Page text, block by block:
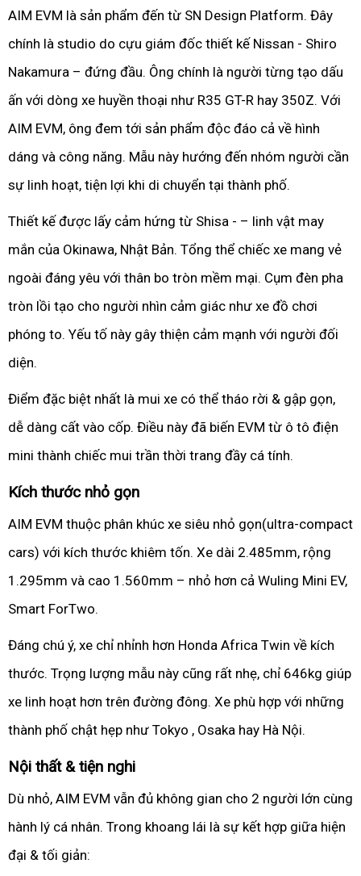
AIM EVM là sản phẩm đến từ SN Design Platform. Đây
chính là studio do cựu giám đốc thiết kế Nissan - Shiro
Nakamura – đứng đầu. Ông chính là người từng tạo dấu
ấn với dòng xe huyền thoại như R35 GT-R hay 350Z. Với
AIM EVM, ông đem tới sản phẩm độc đáo cả về hình
dáng và công năng. Mẫu này hướng đến nhóm người cần
sự linh hoạt, tiện lợi khi di chuyển tại thành phố.
Thiết kế được lấy cảm hứng từ Shisa - – linh vật may
mắn của Okinawa, Nhật Bản. Tổng thể chiếc xe mang vẻ
ngoài đáng yêu với thân bo tròn mềm mại. Cụm đèn pha
tròn lồi tạo cho người nhìn cảm giác như xe đồ chơi
phóng to. Yếu tố này gây thiện cảm mạnh với người đối
diện.
Điểm đặc biệt nhất là mui xe có thể tháo rời & gập gọn,
dễ dàng cất vào cốp. Điều này đã biến EVM từ ô tô điện
mini thành chiếc mui trần thời trang đầy cá tính.
Kích thước nhỏ gọn
AIM EVM thuộc phân khúc xe siêu nhỏ gọn(ultra-compact
cars) với kích thước khiêm tốn. Xe dài 2.485mm, rộng
1.295mm và cao 1.560mm – nhỏ hơn cả Wuling Mini EV,
Smart ForTwo.
Đáng chú ý, xe chỉ nhỉnh hơn Honda Africa Twin về kích
thước. Trọng lượng mẫu này cũng rất nhẹ, chỉ 646kg giúp
xe linh hoạt hơn trên đường đông. Xe phù hợp với những
thành phố chật hẹp như Tokyo , Osaka hay Hà Nội.
Nội thất & tiện nghi
Dù nhỏ, AIM EVM vẫn đủ không gian cho 2 người lớn cùng
hành lý cá nhân. Trong khoang lái là sự kết hợp giữa hiện
đại & tối giản: